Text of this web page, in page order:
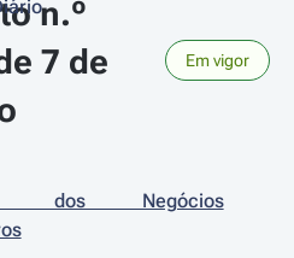
n.º
7 de
Em vigor
dos Negócios